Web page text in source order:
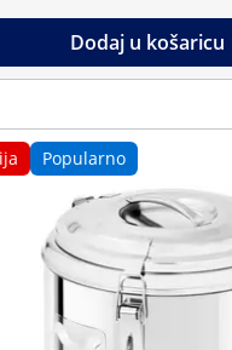
Dodaj u košaricu
Popularno